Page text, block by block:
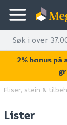
Fliser, stein &
Lister
2% bonus